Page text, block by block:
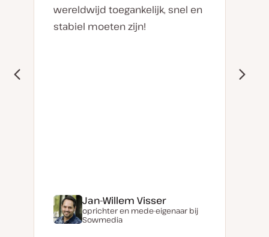
wereldwijd toegankelijk, snel en
stabiel moeten zijn!
Jan-Willem Visser
oprichter en mede-eigenaar bij
Sowmedia